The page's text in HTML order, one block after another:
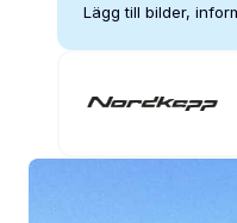
Lägg till bilder,